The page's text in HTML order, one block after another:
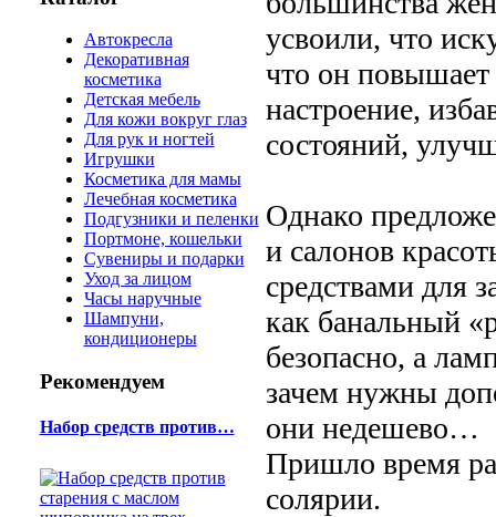
Автокресла
Декоративная
косметика
Детская мебель
Для кожи вокруг глаз
Для рук и ногтей
Игрушки
Косметика для мамы
Лечебная косметика
Подгузники и пеленки
Портмоне, кошельки
Сувениры и подарки
Уход за лицом
Часы наручные
Шампуни,
кондиционеры
Рекомендуем
Набор средств против…
усвоили, что
что он повышает
настроение,
состояний,
Однако
и салонов
средствами для
как банальный
безопасно, а
зачем нужны
они недешево…
Пришло время
солярии.